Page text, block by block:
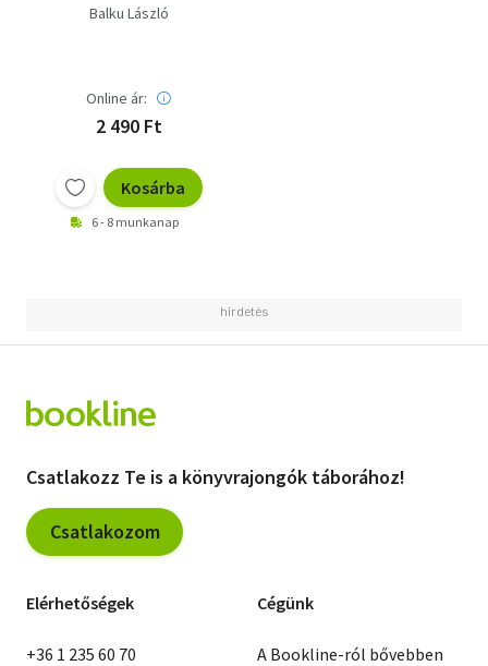
Balku László
Online ár:
2 490 Ft
Kosárba
6 - 8 munkanap
Csatlakozz Te is a könyvrajongók táborához!
Csatlakozom
Elérhetőségek
+36 1 235 60 70
Cégünk
A Bookline-ról bővebben